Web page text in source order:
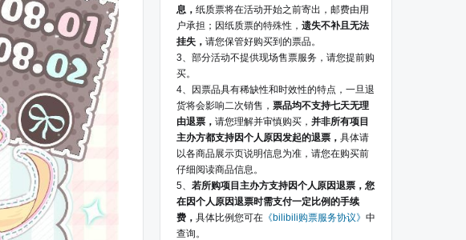
息， 纸质票将在活动开始之前寄出，邮费由用
户承担；因纸质票的特殊性， 遗失不补且无法
挂失， 请您保管好购买到的票品。
3、部分活动不提供现场售票服务，请您提前购
买。
4、因票品具有稀缺性和时效性的特点，一旦退
货将会影响二次销售， 票品均不支持七天无理
由退票， 请您理解并审慎购买， 并非所有项目
主办方都支持因个人原因发起的退票， 具体请
以各商品展示页说明信息为准，请您在购买前
仔细阅读商品信息。
5、 若所购项目主办方支持因个人原因退票，您
在因个人原因退票时需支付一定比例的手续
费， 具体比例您可在 《bilibili购票服务协议》 中
查询。